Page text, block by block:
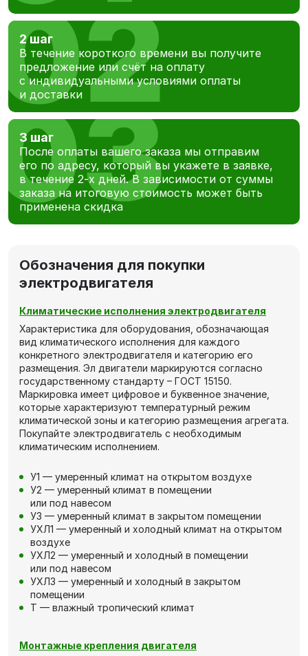
2 шаг
В течение короткого времени вы получите
предложение или счёт на оплату
с индивидуальными условиями оплаты
и доставки
3 шаг
После оплаты вашего заказа мы отправим
его по адресу, который вы укажете в заявке,
в течение 2-х дней. В зависимости от суммы
заказа на итоговую стоимость может быть
применена скидка
Обозначения для покупки
электродвигателя
Климатические исполнения электродвигателя
Характеристика для оборудования, обозначающая
вид климатического исполнения для каждого
конкретного электродвигателя и категорию его
размещения. Эл двигатели маркируются согласно
государственному стандарту – ГОСТ 15150.
Маркировка имеет цифровое и буквенное значение,
которые характеризуют температурный режим
климатической зоны и категорию размещения агрегата.
Покупайте электродвигатель с необходимым
климатическим исполнением.
У1 — умеренный климат на открытом воздухе
У2 — умеренный климат в помещении
или под навесом
У3 — умеренный климат в закрытом помещении
УХЛ1 — умеренный и холодный климат на открытом
воздухе
УХЛ2 — умеренный и холодный в помещении
или под навесом
УХЛ3 — умеренный и холодный в закрытом
помещении
Т — влажный тропический климат
Монтажные крепления двигателя